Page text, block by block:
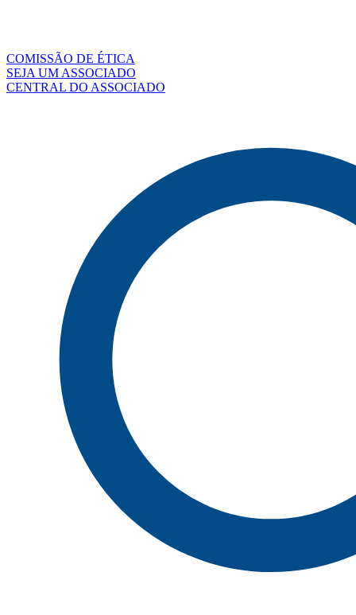
COMISSÃO DE ÉTICA
SEJA UM ASSOCIADO
CENTRAL DO ASSOCIADO